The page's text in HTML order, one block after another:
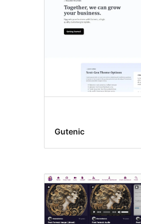
Gutenic